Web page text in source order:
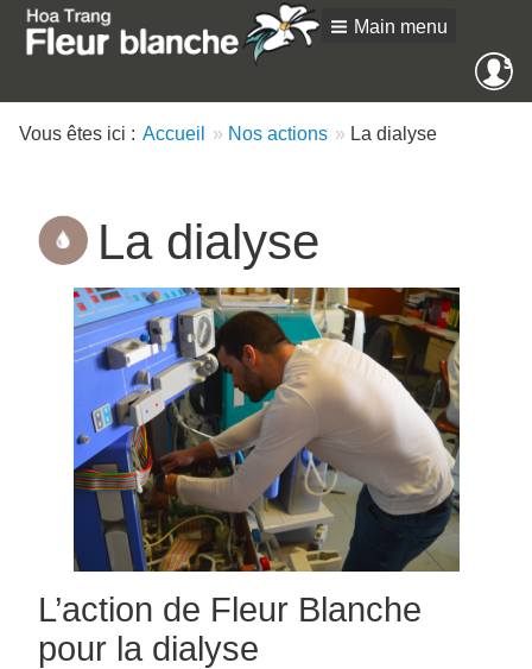
Main menu
SE
Vous êtes ici : Accueil Nos actions La dialyse
La dialyse
L’action de Fleur Blanche
pour la dialyse